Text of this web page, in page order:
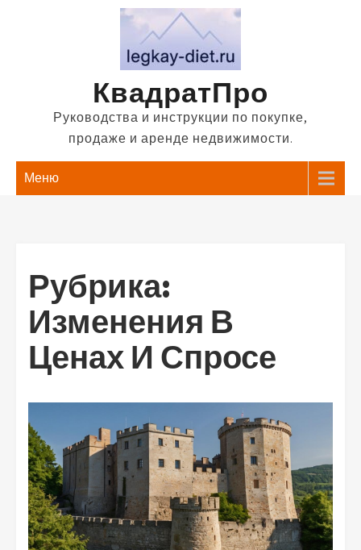
КвадратПро
Руководства и инструкции по покупке,
продаже и аренде недвижимости.
Меню
Рубрика:
Изменения В
Ценах И Спросе